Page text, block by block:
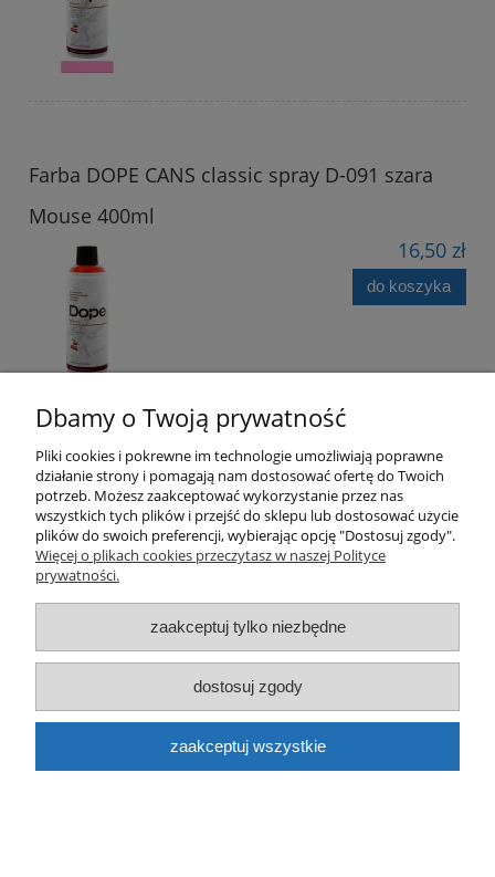
Farba DOPE CANS classic spray D-091 szara
Mouse 400ml
16,50 zł
do koszyka
Farba DOPE CANS classic spray D-500 Gold
Chrome 400ml
do koszyka
Dbamy o Twoją prywatność
Pliki cookies i pokrewne im technologie umożliwiają poprawne
działanie strony i pomagają nam dostosować ofertę do Twoich
potrzeb. Możesz zaakceptować wykorzystanie przez nas
wszystkich tych plików i przejść do sklepu lub dostosować użycie
plików do swoich preferencji, wybierając opcję "Dostosuj zgody".
Więcej o plikach cookies przeczytasz w naszej Polityce
prywatności.
zaakceptuj tylko niezbędne
dostosuj zgody
zaakceptuj wszystkie